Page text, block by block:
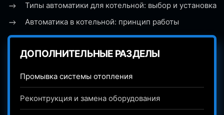
Типы автоматики для котельной: выбор и установка
Автоматика в котельной: принцип работы
ДОПОЛНИТЕЛЬНЫЕ РАЗДЕЛЫ
Промывка системы отопления
Реконтрукция и замена оборудования